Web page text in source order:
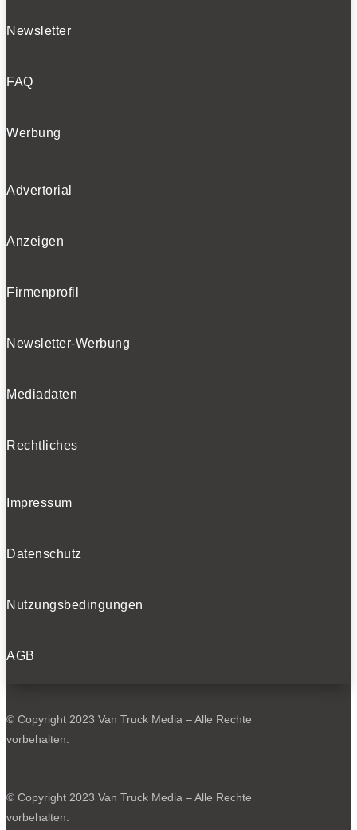
Newsletter
FAQ
Werbung
Advertorial
Anzeigen
Firmenprofil
Newsletter-Werbung
Mediadaten
Rechtliches
Impressum
Datenschutz
Nutzungsbedingungen
AGB
© Copyright 2023 Van Truck Media – Alle Rechte
vorbehalten.
© Copyright 2023 Van Truck Media – Alle Rechte
vorbehalten.